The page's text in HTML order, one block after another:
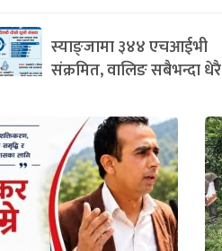
स्याङ्जामा ३४४ एचआईभी
संक्रमित, वालिङ सबैभन्दा धेरै